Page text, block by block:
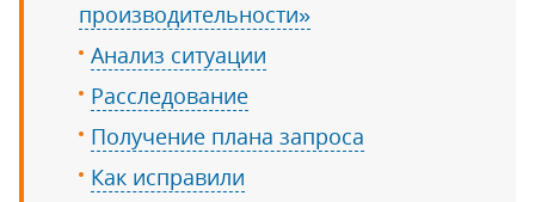
производительности»
Анализ ситуации
Расследование
Получение плана запроса
Как исправили